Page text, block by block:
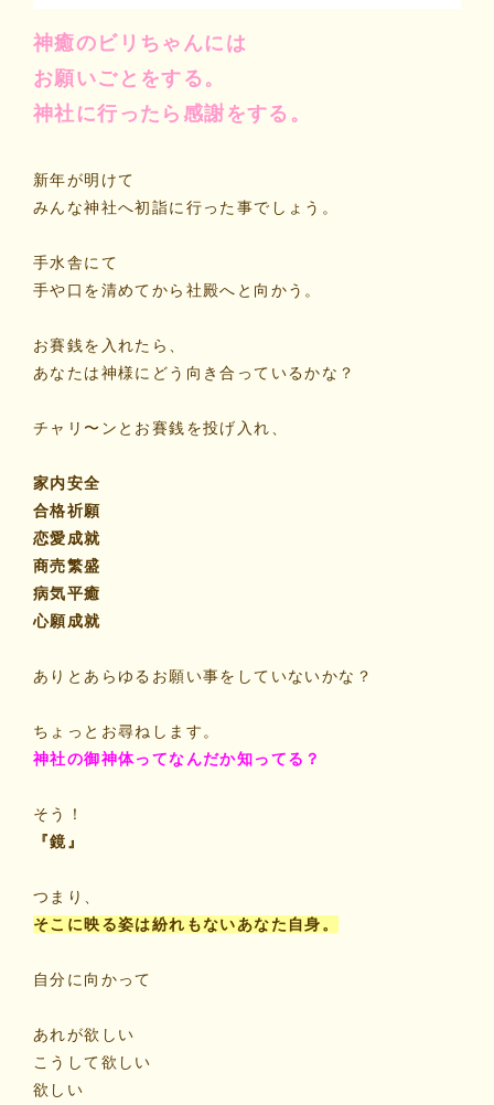
神癒のビリちゃんには
お願いごとをする。
神社に行ったら感謝をする。
新年が明けて
みんな神社へ初詣に行った事でしょう。
手水舎にて
手や口を清めてから社殿へと向かう。
お賽銭を入れたら、
あなたは神様にどう向き合っているかな？
チャリ〜ンとお賽銭を投げ入れ、
家内安全
合格祈願
恋愛成就
商売繁盛
病気平癒
心願成就
ありとあらゆるお願い事をしていないかな？
ちょっとお尋ねします。
神社の御神体ってなんだか知ってる？
そう！
『鏡』
つまり、
そこに映る姿は紛れもないあなた自身。
自分に向かって
あれが欲しい
こうして欲しい
欲しい